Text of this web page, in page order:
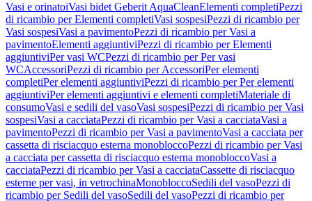
Vasi e orinatoiVasi bidet Geberit AquaCleanElementi completiPezzi
di ricambio per Elementi completiVasi sospesiPezzi di ricambio per
Vasi sospesiVasi a pavimentoPezzi di ricambio per Vasi a
pavimentoElementi aggiuntiviPezzi di ricambio per Elementi
aggiuntiviPer vasi WCPezzi di ricambio per Per vasi
WCAccessoriPezzi di ricambio per AccessoriPer elementi
completiPer elementi aggiuntiviPezzi di ricambio per Per elementi
aggiuntiviPer elementi aggiuntivi e elementi completiMateriale di
consumoVasi e sedili del vasoVasi sospesiPezzi di ricambio per Vasi
sospesiVasi a cacciataPezzi di ricambio per Vasi a cacciataVasi a
pavimentoPezzi di ricambio per Vasi a pavimentoVasi a cacciata per
cassetta di risciacquo esterna monobloccoPezzi di ricambio per Vasi
a cacciata per cassetta di risciacquo esterna monobloccoVasi a
cacciataPezzi di ricambio per Vasi a cacciataCassette di risciacquo
esterne per vasi, in vetrochinaMonobloccoSedili del vasoPezzi di
ricambio per Sedili del vasoSedili del vasoPezzi di ricambio per